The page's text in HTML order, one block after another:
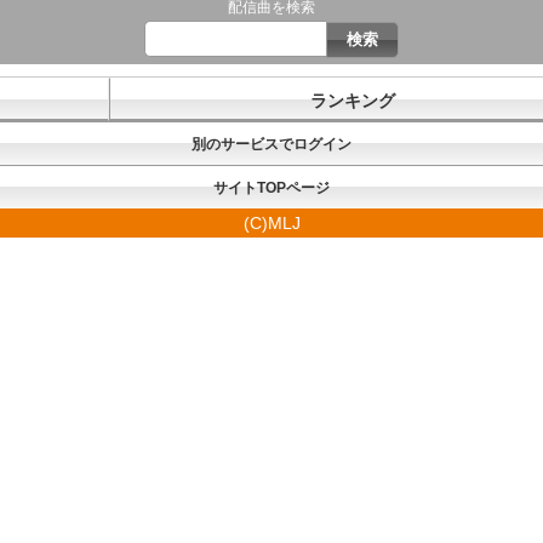
配信曲を検索
ランキング
別のサービスでログイン
サイトTOPページ
(C)MLJ